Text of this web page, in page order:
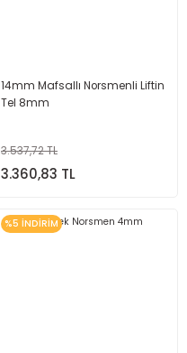
14mm Mafsallı Norsmenli Liftin
Tel 8mm
3.537,72 TL
3.360,83 TL
%5 İNDİRİM